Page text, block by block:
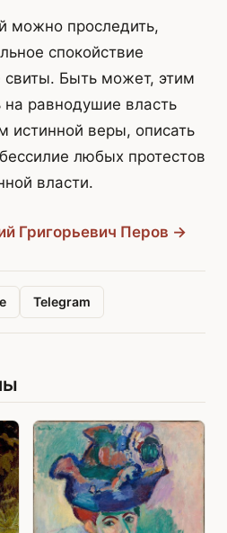
можно проследить,
спокойствие
Быть может, этим
на равнодушие власть
истинной веры, описать
любых протестов
власти.
Григорьевич Перов →
Telegram